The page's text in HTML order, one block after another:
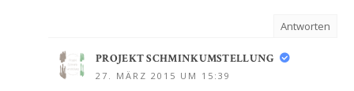
Antworten
PROJEKT SCHMINKUMSTELLUNG
27. MÄRZ 2015 UM 15:39